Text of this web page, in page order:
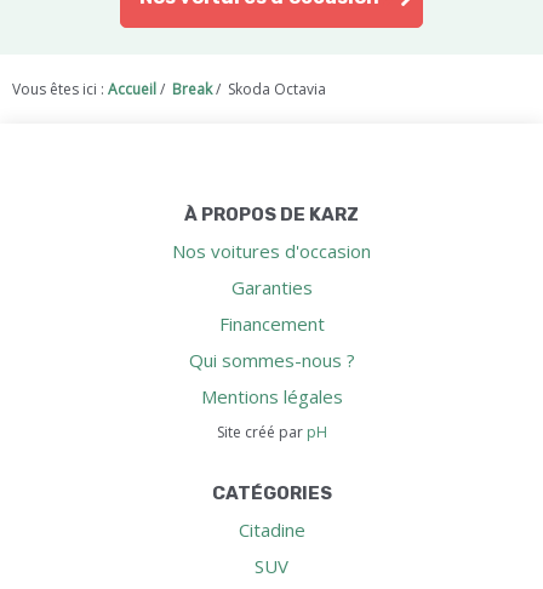
Vous êtes ici : Accueil/ Break/ Skoda Octavia
À PROPOS DE KARZ
Nos voitures d'occasion
Garanties
Financement
Qui sommes-nous ?
Mentions légales
Site créé par pH
CATÉGORIES
Citadine
SUV